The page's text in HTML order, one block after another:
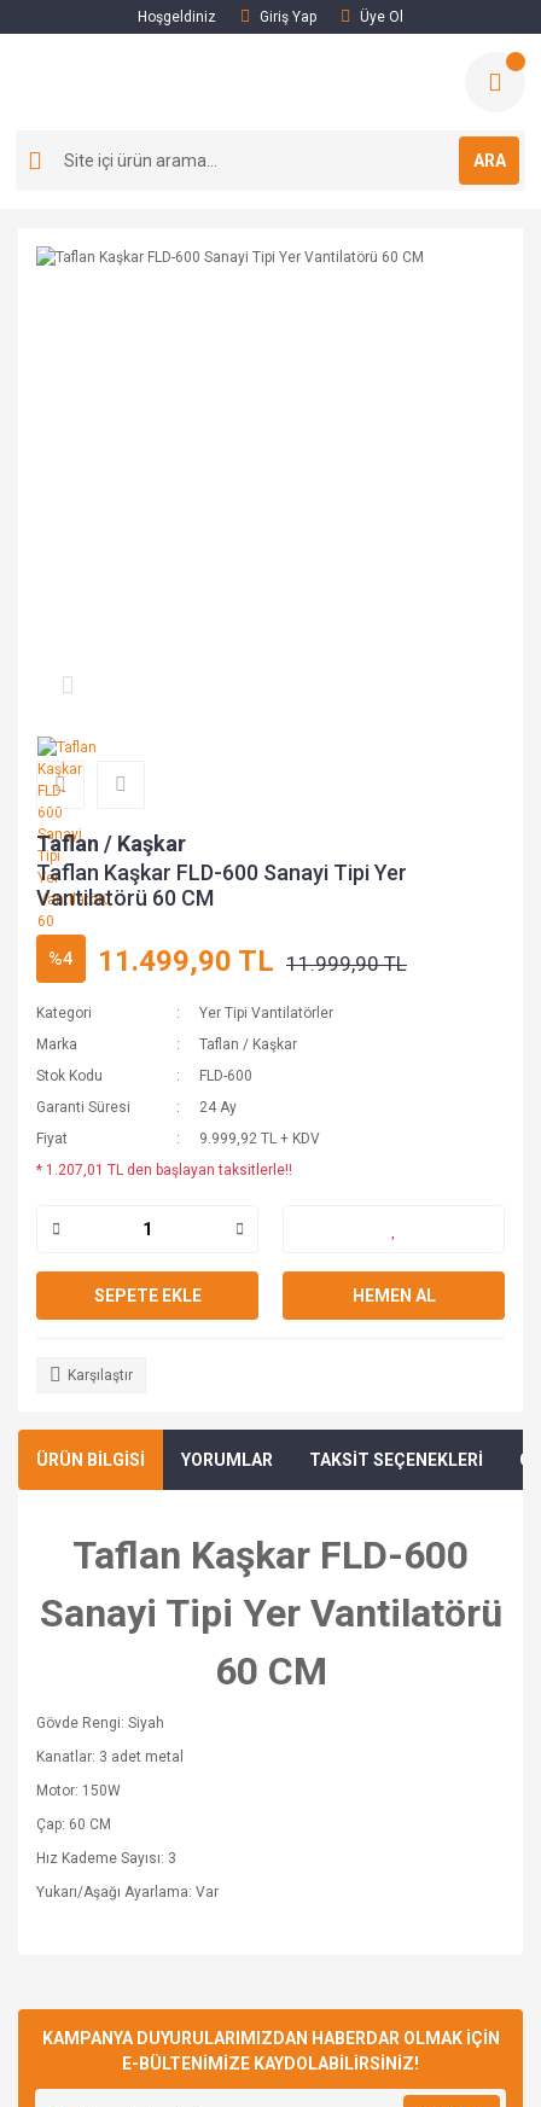
Hoşgeldiniz Giriş Yap Üye Ol
ARA
Taflan / Kaşkar
Taflan Kaşkar FLD-600 Sanayi Tipi Yer
Vantilatörü 60 CM
%4 11.499,90 TL 11.999,90 TL
Kategori
Yer Tipi Vantilatörler
Marka
Taflan / Kaşkar
Stok Kodu
FLD-600
Garanti Süresi
24 Ay
Fiyat
9.999,92 TL + KDV
* 1.207,01 TL den başlayan taksitlerle!!
SEPETE EKLE HEMEN AL
Karşılaştır
ÜRÜN BİLGİSİ YORUMLAR TAKSİT SEÇENEKLERİ
Taflan Kaşkar FLD-600
Sanayi Tipi Yer Vantilatörü
60 CM
Gövde Rengi: Siyah
Kanatlar: 3 adet metal
Motor: 150W
Çap: 60 CM
Hız Kademe Sayısı: 3
Yukarı/Aşağı Ayarlama: Var
Yorum Yaz
kullanarak tarafımıza iletebilirsiniz.
Görüş ve önerileriniz için teşekkür ederiz.
Ürün resmi kalitesiz, bozuk veya görüntülenemiyor.
KAMPANYA DUYURULARIMIZDAN HABERDAR OLMAK İÇİN
E-BÜLTENİMİZE KAYDOLABİLİRSİNİZ!